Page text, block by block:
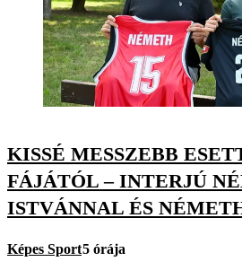
KISSÉ MESSZEBB
FÁJÁTÓL – INTERJÚ
ISTVÁNNAL ÉS
Képes Sport5 órája